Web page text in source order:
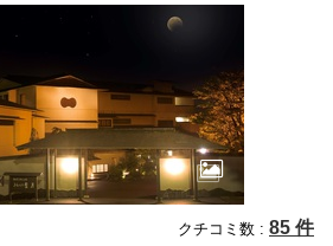
クチコミ数 : 85 件